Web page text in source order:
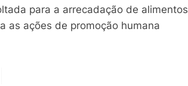
para a arrecadação de alimentos
as ações de promoção humana